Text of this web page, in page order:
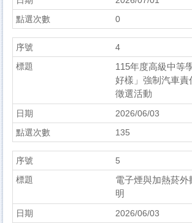
0
4
115年度高級中等
好樣」強制汽車
徵選活動
2026/06/03
135
5
電子煙與加熱菸外
明
2026/06/03